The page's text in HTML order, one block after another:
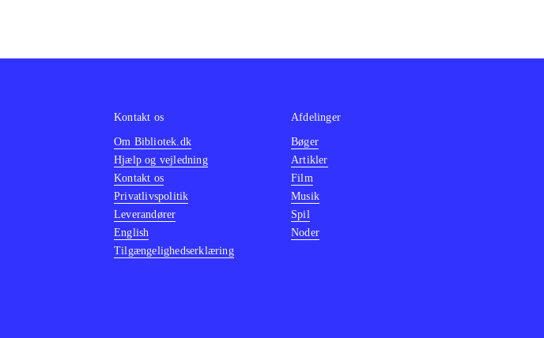
Kontakt os
Om Bibliotek.dk
Hjælp og vejledning
Kontakt os
Privatlivspolitik
Leverandører
English
Tilgængelighedserklæring
Afdelinger
Bøger
Artikler
Film
Musik
Spil
Noder